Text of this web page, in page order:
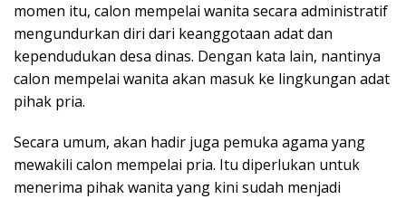
momen itu, calon mempelai wanita secara administratif
mengundurkan diri dari keanggotaan adat dan
kependudukan desa dinas. Dengan kata lain, nantinya
calon mempelai wanita akan masuk ke lingkungan adat
pihak pria.
Secara umum, akan hadir juga pemuka agama yang
mewakili calon mempelai pria. Itu diperlukan untuk
menerima pihak wanita yang kini sudah menjadi